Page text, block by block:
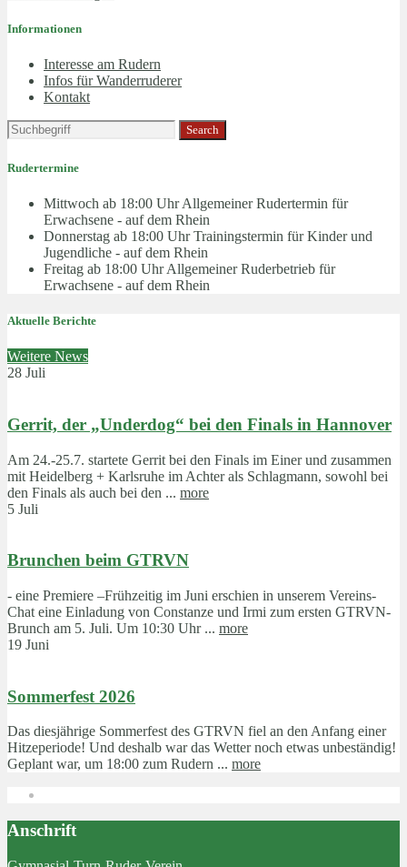
Informationen
Interesse am Rudern
Infos für Wanderruderer
Kontakt
Rudertermine
Mittwoch ab 18:00 UhrAllgemeiner Rudertermin für
Erwachsene - auf dem Rhein
Donnerstag ab 18:00 UhrTrainingstermin für Kinder und
Jugendliche - auf dem Rhein
Freitag ab 18:00 UhrAllgemeiner Ruderbetrieb für
Erwachsene - auf dem Rhein
Aktuelle Berichte
Weitere News
28 Juli
Gerrit, der „Underdog“ bei den Finals in Hannover
Am 24.-25.7. startete Gerrit bei den Finals im Einer und zusammen
mit Heidelberg + Karlsruhe im Achter als Schlagmann, sowohl bei
den Finals als auch bei den ... more
5 Juli
Brunchen beim GTRVN
- eine Premiere –Frühzeitig im Juni erschien in unserem Vereins-
Chat eine Einladung von Constanze und Irmi zum ersten GTRVN-
Brunch am 5. Juli. Um 10:30 Uhr ... more
19 Juni
Sommerfest 2026
Das diesjährige Sommerfest des GTRVN fiel an den Anfang einer
Hitzeperiode! Und deshalb war das Wetter noch etwas unbeständig!
Geplant war, um 18:00 zum Rudern ... more
Anschrift